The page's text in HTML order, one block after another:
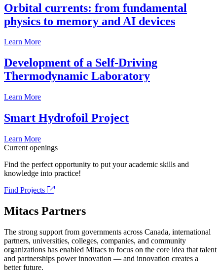
Orbital currents: from fundamental
physics to memory and AI devices
Learn More
Development of a Self-Driving
Thermodynamic Laboratory
Learn More
Smart Hydrofoil Project
Learn More
Current openings
Find the perfect opportunity to put your academic skills and
knowledge into practice!
Find Projects
Mitacs Partners
The strong support from governments across Canada, international
partners, universities, colleges, companies, and community
organizations has enabled Mitacs to focus on the core idea that talent
and partnerships power innovation — and innovation creates a
better future.